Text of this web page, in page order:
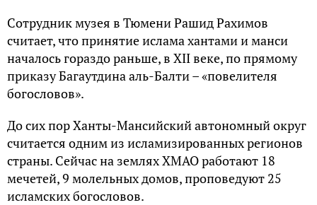
Сотрудник музея в Тюмени Рашид Рахимов
считает, что принятие ислама хантами и манси
началось гораздо раньше, в XII веке, по прямому
приказу Багаутдина аль-Балти – «повелителя
богословов».
До сих пор Ханты-Мансийский автономный округ
считается одним из исламизированных регионов
страны. Сейчас на землях ХМАО работают 18
мечетей, 9 молельных домов, проповедуют 25
исламских богословов.